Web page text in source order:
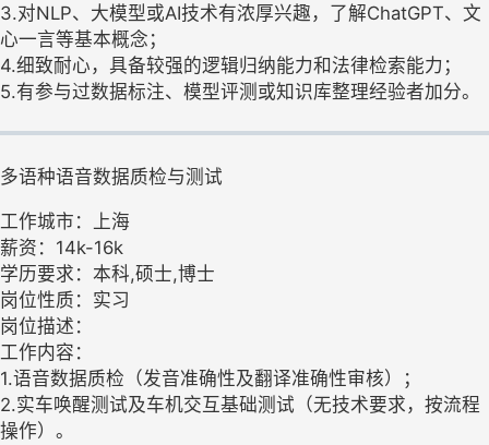
3.对NLP、大模型或AI技术有浓厚兴趣，了解ChatGPT、文
心一言等基本概念；
4.细致耐心，具备较强的逻辑归纳能力和法律检索能力；
5.有参与过数据标注、模型评测或知识库整理经验者加分。
多语种语音数据质检与测试
工作城市：上海
薪资：14k-16k
学历要求：本科,硕士,博士
岗位性质：实习
岗位描述：
工作内容：
1.语音数据质检（发音准确性及翻译准确性审核）；
2.实车唤醒测试及车机交互基础测试（无技术要求，按流程
操作）。